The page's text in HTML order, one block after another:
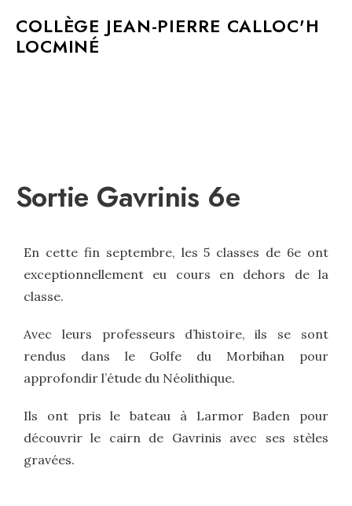
COLLÈGE JEAN-PIERRE CALLOC'H
LOCMINÉ
Sortie Gavrinis 6e
En cette fin septembre, les 5 classes de 6e ont
exceptionnellement eu cours en dehors de la
classe.
Avec leurs professeurs d’histoire, ils se sont
rendus dans le Golfe du Morbihan pour
approfondir l’étude du Néolithique.
Ils ont pris le bateau à Larmor Baden pour
découvrir le cairn de Gavrinis avec ses stèles
gravées.